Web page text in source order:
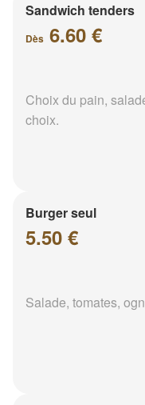
Sandwich tenders
Dès 6.60 €
Choix du pain,
choix.
Burger seul
5.50 €
Salade, tomates,